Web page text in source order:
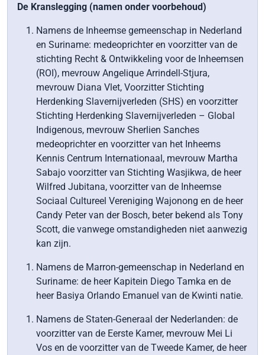
De Kranslegging (namen onder voorbehoud)
Namens de Inheemse gemeenschap in Nederland
en Suriname: medeoprichter en voorzitter van de
stichting Recht & Ontwikkeling voor de Inheemsen
(ROI), mevrouw Angelique Arrindell-Stjura,
mevrouw Diana Vlet, Voorzitter Stichting
Herdenking Slavernijverleden (SHS) en voorzitter
Stichting Herdenking Slavernijverleden – Global
Indigenous, mevrouw Sherlien Sanches
medeoprichter en voorzitter van het Inheems
Kennis Centrum Internationaal, mevrouw Martha
Sabajo voorzitter van Stichting Wasjikwa, de heer
Wilfred Jubitana, voorzitter van de Inheemse
Sociaal Cultureel Vereniging Wajonong en de heer
Candy Peter van der Bosch, beter bekend als Tony
Scott, die vanwege omstandigheden niet aanwezig
kan zijn.
Namens de Marron-gemeenschap in Nederland en
Suriname: de heer Kapitein Diego Tamka en de
heer Basiya Orlando Emanuel van de Kwinti natie.
Namens de Staten-Generaal der Nederlanden: de
voorzitter van de Eerste Kamer, mevrouw Mei Li
Vos en de voorzitter van de Tweede Kamer, de heer